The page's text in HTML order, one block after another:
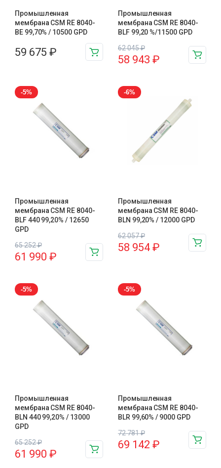
Промышленная
мембрана CSM RE 8040-
BE 99,70% / 10500 GPD
59 675 ₽
Промышленная
мембрана CSM RE 8040-
BLF 99,20 %/11500 GPD
62 045₽
58 943 ₽
-5%
Промышленная
мембрана CSM RE 8040-
BLF 440 99,20% / 12650
GPD
65 252₽
61 990 ₽
-6%
Промышленная
мембрана CSM RE 8040-
BLN 99,20% / 12000 GPD
62 057₽
58 954 ₽
-5%
Промышленная
мембрана CSM RE 8040-
BLN 440 99,20% / 13000
GPD
65 252₽
61 990 ₽
-5%
Промышленная
мембрана CSM RE 8040-
BLR 99,60% / 9000 GPD
72 781₽
69 142 ₽